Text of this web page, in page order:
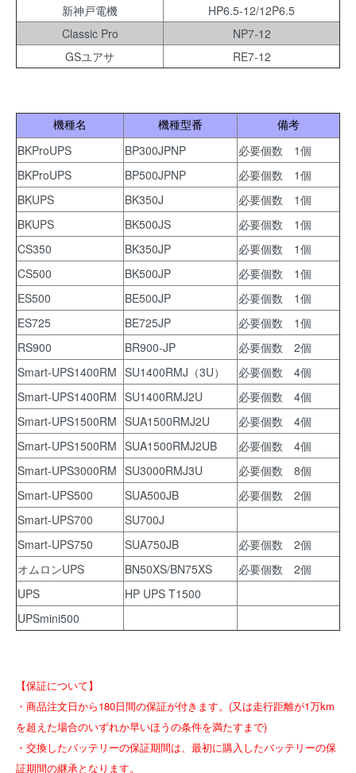
新神戸電機
HP6.5-12/12P6.5
Classic Pro
NP7-12
GSユアサ
RE7-12
機種名 機種型番 備考
BKProUPS BP300JPNP
必要個数 1個
BKProUPS
BP500JPNP
必要個数 1個
BKUPS
BK350J
必要個数 1個
BKUPS
BK500JS
必要個数 1個
CS350
BK350JP
必要個数 1個
CS500
BK500JP
必要個数 1個
ES500
BE500JP
必要個数 1個
ES725
BE725JP
必要個数 1個
RS900
BR900-JP
必要個数 2個
Smart-UPS1400RM SU1400RMJ（3U）
必要個数 4個
Smart-UPS1400RM SU1400RMJ2U
必要個数 4個
Smart-UPS1500RM SUA1500RMJ2U
必要個数 4個
Smart-UPS1500RM SUA1500RMJ2UB
必要個数 4個
Smart-UPS3000RM SU3000RMJ3U
必要個数 8個
Smart-UPS500
SUA500JB
必要個数 2個
Smart-UPS700
SU700J
Smart-UPS750
SUA750JB
必要個数 2個
オムロンUPS
BN50XS/BN75XS
必要個数 2個
UPS
HP UPS T1500
UPSmini500
【保証について】
・商品注文日から180日間の保証が付きます。(又は走行距離が1万km
を超えた場合のいずれか早いほうの条件を満たすまで)
・交換したバッテリーの保証期間は、最初に購入したバッテリーの保
証期間の継承となります。